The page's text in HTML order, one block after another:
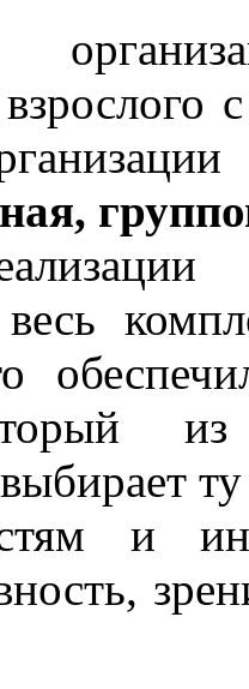
весь
ту
и